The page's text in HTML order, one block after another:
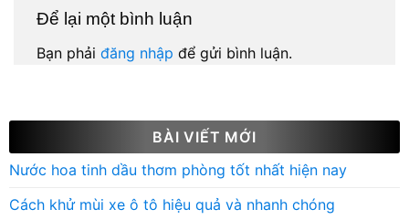
Để lại một bình luận
Bạn phải đăng nhập để gửi bình luận.
BÀI VIẾT MỚI
Nước hoa tinh dầu thơm phòng tốt nhất hiện nay
Cách khử mùi xe ô tô hiệu quả và nhanh chóng